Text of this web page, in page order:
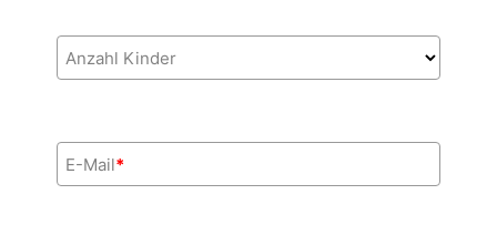
Anzahl Kinder
E-Mail*